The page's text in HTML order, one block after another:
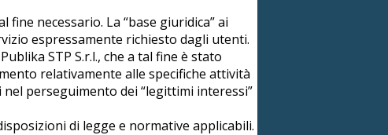
necessario. La “base giuridica” ai
espressamente richiesto dagli utenti.
STP S.r.l., che a tal fine è stato
relativamente alle specifiche attività
perseguimento dei “legittimi interessi”
di legge e normative applicabili.